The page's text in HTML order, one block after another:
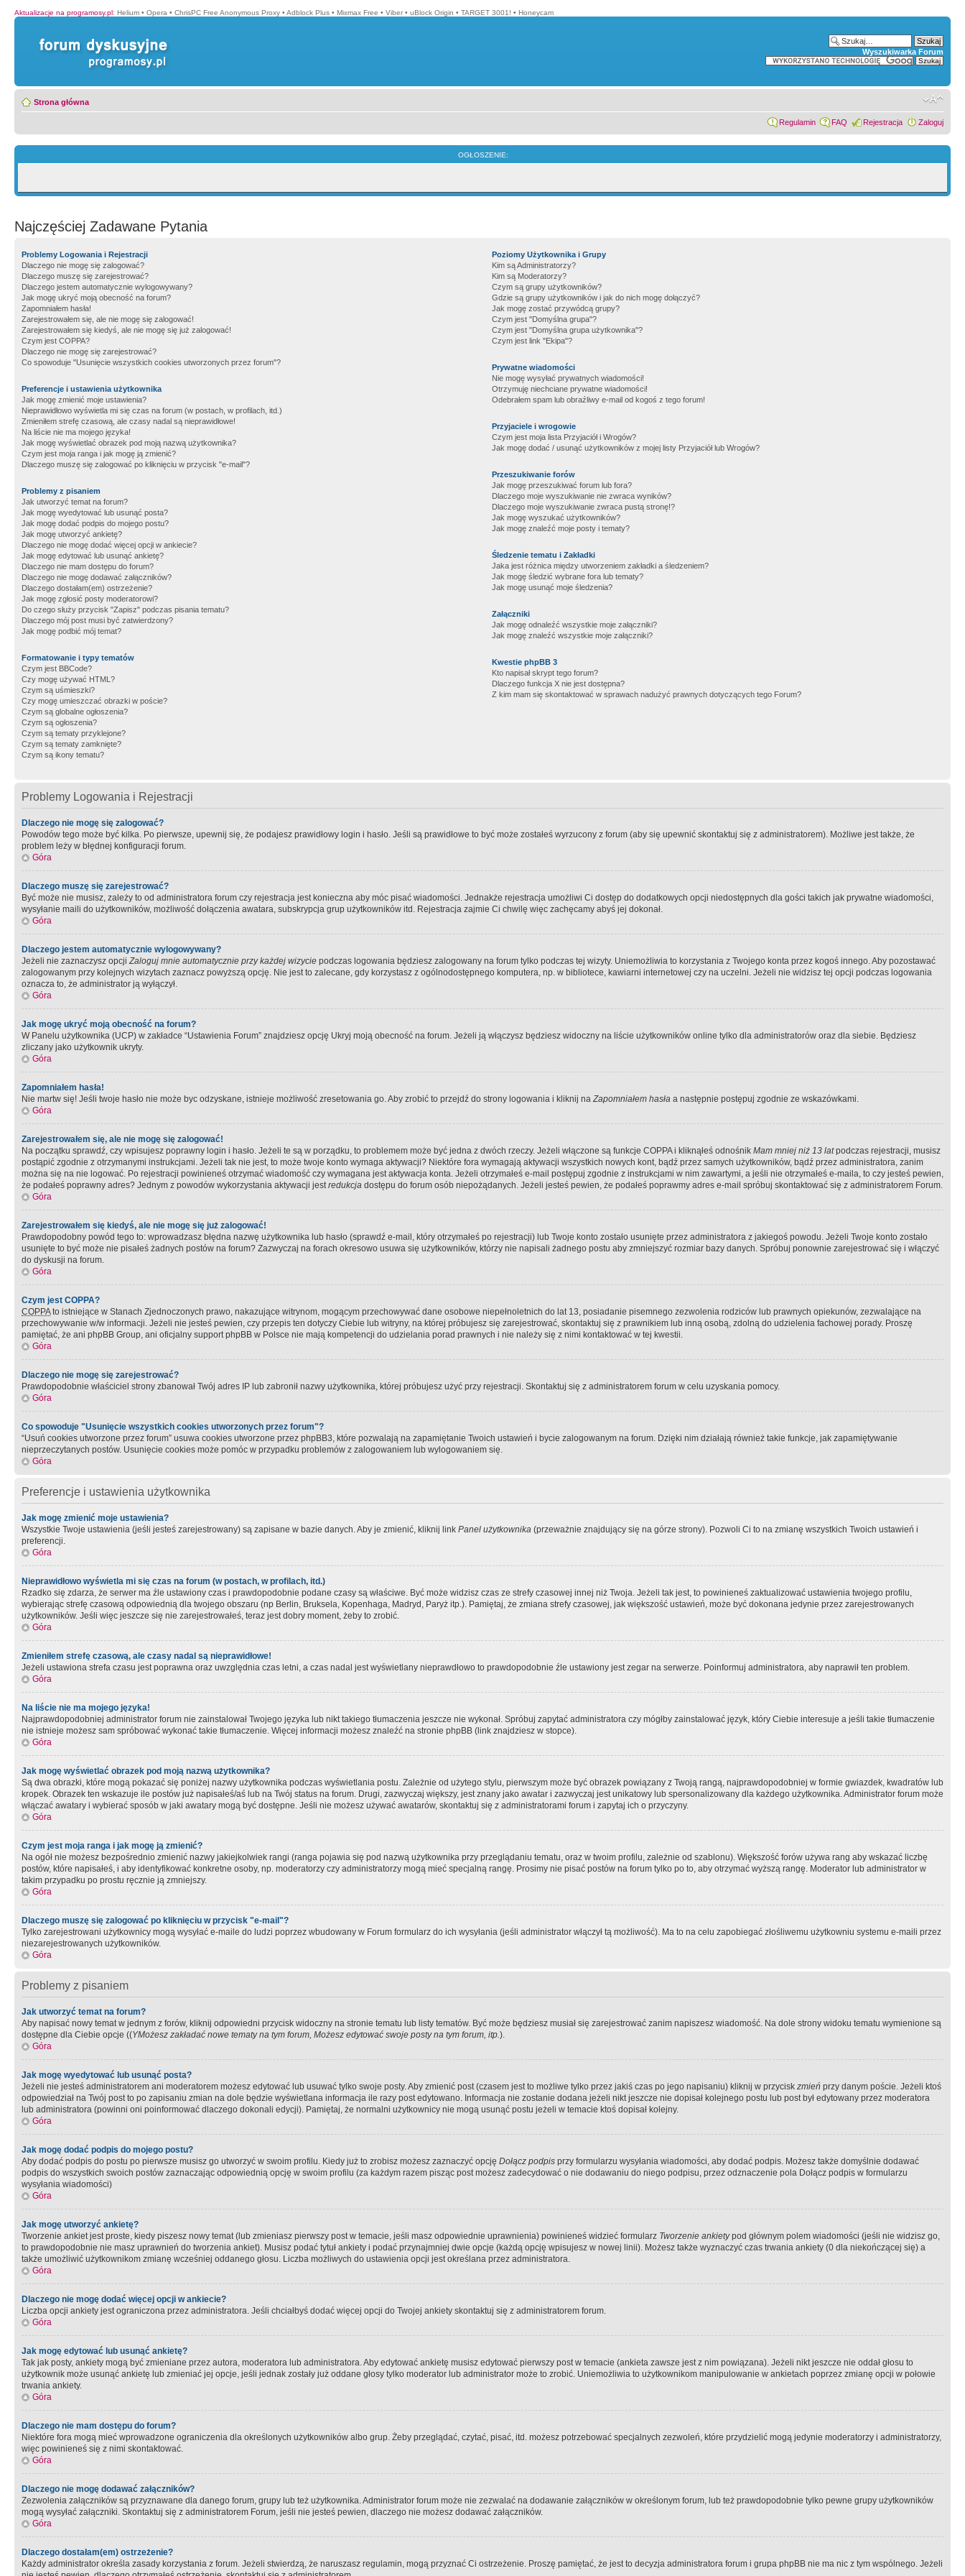
Aktualizacje na programosy.pl: Helium • Opera • ChrisPC Free Anonymous Proxy • Adblock Plus • Mixmax Free • Viber • uBlock Origin • TARGET 3001! • Honeycam
Wyszukiwarka Forum
Strona główna
Regulamin FAQ Rejestracja Zaloguj
OGŁOSZENIE:
Najczęściej Zadawane Pytania
Problemy Logowania i Rejestracji
Dlaczego nie mogę się zalogować?
Dlaczego muszę się zarejestrować?
Dlaczego jestem automatycznie wylogowywany?
Jak mogę ukryć moją obecność na forum?
Zapomniałem hasła!
Zarejestrowałem się, ale nie mogę się zalogować!
Zarejestrowałem się kiedyś, ale nie mogę się już zalogować!
Czym jest COPPA?
Dlaczego nie mogę się zarejestrować?
Co spowoduje "Usunięcie wszystkich cookies utworzonych przez forum"?
Preferencje i ustawienia użytkownika
Jak mogę zmienić moje ustawienia?
Nieprawidłowo wyświetla mi się czas na forum (w postach, w profilach, itd.)
Zmieniłem strefę czasową, ale czasy nadal są nieprawidłowe!
Na liście nie ma mojego języka!
Jak mogę wyświetlać obrazek pod moją nazwą użytkownika?
Czym jest moja ranga i jak mogę ją zmienić?
Dlaczego muszę się zalogować po kliknięciu w przycisk "e-mail"?
Problemy z pisaniem
Jak utworzyć temat na forum?
Jak mogę wyedytować lub usunąć posta?
Jak mogę dodać podpis do mojego postu?
Jak mogę utworzyć ankietę?
Dlaczego nie mogę dodać więcej opcji w ankiecie?
Jak mogę edytować lub usunąć ankietę?
Dlaczego nie mam dostępu do forum?
Dlaczego nie mogę dodawać załączników?
Dlaczego dostałam(em) ostrzeżenie?
Jak mogę zgłosić posty moderatorowi?
Do czego służy przycisk "Zapisz" podczas pisania tematu?
Dlaczego mój post musi być zatwierdzony?
Jak mogę podbić mój temat?
Formatowanie i typy tematów
Czym jest BBCode?
Czy mogę używać HTML?
Czym są uśmieszki?
Czy mogę umieszczać obrazki w poście?
Czym są globalne ogłoszenia?
Czym są ogłoszenia?
Czym są tematy przyklejone?
Czym są tematy zamknięte?
Czym są ikony tematu?
Poziomy Użytkownika i Grupy
Kim są Administratorzy?
Kim są Moderatorzy?
Czym są grupy użytkowników?
Gdzie są grupy użytkowników i jak do nich mogę dołączyć?
Jak mogę zostać przywódcą grupy?
Czym jest "Domyślna grupa"?
Czym jest "Domyślna grupa użytkownika"?
Czym jest link "Ekipa"?
Prywatne wiadomości
Nie mogę wysyłać prywatnych wiadomości!
Otrzymuję niechciane prywatne wiadomości!
Odebrałem spam lub obraźliwy e-mail od kogoś z tego forum!
Przyjaciele i wrogowie
Czym jest moja lista Przyjaciół i Wrogów?
Jak mogę dodać / usunąć użytkowników z mojej listy Przyjaciół lub Wrogów?
Przeszukiwanie forów
Jak mogę przeszukiwać forum lub fora?
Dlaczego moje wyszukiwanie nie zwraca wyników?
Dlaczego moje wyszukiwanie zwraca pustą stronę!?
Jak mogę wyszukać użytkowników?
Jak mogę znaleźć moje posty i tematy?
Śledzenie tematu i Zakładki
Jaka jest różnica między utworzeniem zakładki a śledzeniem?
Jak mogę śledzić wybrane fora lub tematy?
Jak mogę usunąć moje śledzenia?
Załączniki
Jak mogę odnaleźć wszystkie moje załączniki?
Jak mogę znaleźć wszystkie moje załączniki?
Kwestie phpBB 3
Kto napisał skrypt tego forum?
Dlaczego funkcja X nie jest dostępna?
Z kim mam się skontaktować w sprawach nadużyć prawnych dotyczących tego Forum?
Problemy Logowania i Rejestracji
Dlaczego nie mogę się zalogować?
Powodów tego może być kilka. Po pierwsze, upewnij się, że podajesz prawidłowy login i hasło. Jeśli są prawidłowe to być może zostałeś wyrzucony z forum (aby się upewnić skontaktuj się z administratorem). Możliwe jest także, że
problem leży w błędnej konfiguracji forum.
Góra
Dlaczego muszę się zarejestrować?
Być może nie musisz, zależy to od administratora forum czy rejestracja jest konieczna aby móc pisać wiadomości. Jednakże rejestracja umożliwi Ci dostęp do dodatkowych opcji niedostępnych dla gości takich jak prywatne wiadomości,
wysyłanie maili do użytkowników, możliwość dołączenia awatara, subskrypcja grup użytkowników itd. Rejestracja zajmie Ci chwilę więc zachęcamy abyś jej dokonał.
Góra
Dlaczego jestem automatycznie wylogowywany?
Jeżeli nie zaznaczysz opcjiZaloguj mnie automatycznie przy każdej wizycie podczas logowania będziesz zalogowany na forum tylko podczas tej wizyty. Uniemożliwia to korzystania z Twojego konta przez kogoś innego. Aby pozostawać
zalogowanym przy kolejnych wizytach zaznacz powyższą opcję. Nie jest to zalecane, gdy korzystasz z ogólnodostępnego komputera, np. w bibliotece, kawiarni internetowej czy na uczelni. Jeżeli nie widzisz tej opcji podczas logowania
oznacza to, że administrator ją wyłączył.
Góra
Jak mogę ukryć moją obecność na forum?
W Panelu użytkownika (UCP) w zakładce “Ustawienia Forum” znajdziesz opcję Ukryj moją obecność na forum. Jeżeli ją włączysz będziesz widoczny na liście użytkowników online tylko dla administratorów oraz dla siebie. Będziesz
zliczany jako użytkownik ukryty.
Góra
Zapomniałem hasła!
Nie martw się! Jeśli twoje hasło nie może byc odzyskane, istnieje możliwość zresetowania go. Aby zrobić to przejdź do strony logowania i kliknij naZapomniałem hasła a następnie postępuj zgodnie ze wskazówkami.
Góra
Zarejestrowałem się, ale nie mogę się zalogować!
Na początku sprawdź, czy wpisujesz poprawny login i hasło. Jeżeli te są w porządku, to problemem może być jedna z dwóch rzeczy. Jeżeli włączone są funkcje COPPA i kliknąłeś odnośnik Mam mniej niż 13 latpodczas rejestracji, musisz
postąpić zgodnie z otrzymanymi instrukcjami. Jeżeli tak nie jest, to może twoje konto wymaga aktywacji? Niektóre fora wymagają aktywacji wszystkich nowych kont, bądź przez samych użytkowników, bądź przez administratora, zanim
można się na nie logować. Po rejestracji powinieneś otrzymać wiadomość czy wymagana jest aktywacja konta. Jeżeli otrzymałeś e-mail postępuj zgodnie z instrukcjami w nim zawartymi, a jeśli nie otrzymałeś e-maila, to czy jesteś pewien,
że podałeś poprawny adres? Jednym z powodów wykorzystania aktywacji jestredukcja dostępu do forum osób niepożądanych. Jeżeli jesteś pewien, że podałeś poprawmy adres e-mail spróbuj skontaktować się z administratorem Forum.
Góra
Zarejestrowałem się kiedyś, ale nie mogę się już zalogować!
Prawdopodobny powód tego to: wprowadzasz błędna nazwę użytkownika lub hasło (sprawdź e-mail, który otrzymałeś po rejestracji) lub Twoje konto zostało usunięte przez administratora z jakiegoś powodu. Jeżeli Twoje konto zostało
usunięte to być może nie pisałeś żadnych postów na forum? Zazwyczaj na forach okresowo usuwa się użytkowników, którzy nie napisali żadnego postu aby zmniejszyć rozmiar bazy danych. Spróbuj ponownie zarejestrować się i włączyć
do dyskusji na forum.
Góra
Czym jest COPPA?
COPPAto istniejące w Stanach Zjednoczonych prawo, nakazujące witrynom, mogącym przechowywać dane osobowe niepełnoletnich do lat 13, posiadanie pisemnego zezwolenia rodziców lub prawnych opiekunów, zezwalające na
przechowywanie w/w informacji. Jeżeli nie jesteś pewien, czy przepis ten dotyczy Ciebie lub witryny, na której próbujesz się zarejestrować, skontaktuj się z prawnikiem lub inną osobą, zdolną do udzielenia fachowej porady. Proszę
pamiętać, że ani phpBB Group, ani oficjalny support phpBB w Polsce nie mają kompetencji do udzielania porad prawnych i nie należy się z nimi kontaktować w tej kwestii.
Góra
Dlaczego nie mogę się zarejestrować?
Prawdopodobnie właściciel strony zbanował Twój adres IP lub zabronił nazwy użytkownika, której próbujesz użyć przy rejestracji. Skontaktuj się z administratorem forum w celu uzyskania pomocy.
Góra
Co spowoduje "Usunięcie wszystkich cookies utworzonych przez forum"?
“Usuń cookies utworzone przez forum” usuwa cookies utworzone przez phpBB3, które pozwalają na zapamiętanie Twoich ustawień i bycie zalogowanym na forum. Dzięki nim działają również takie funkcje, jak zapamiętywanie
nieprzeczytanych postów. Usunięcie cookies może pomóc w przypadku problemów z zalogowaniem lub wylogowaniem się.
Góra
Preferencje i ustawienia użytkownika
Jak mogę zmienić moje ustawienia?
Wszystkie Twoje ustawienia (jeśli jesteś zarejestrowany) są zapisane w bazie danych. Aby je zmienić, kliknij link Panel użytkownika (przeważnie znajdujący się na górze strony). Pozwoli Ci to na zmianę wszystkich Twoich ustawień i
preferencji.
Góra
Nieprawidłowo wyświetla mi się czas na forum (w postach, w profilach, itd.)
Rzadko się zdarza, że serwer ma źle ustawiony czas i prawdopodobnie podane czasy są właściwe. Być może widzisz czas ze strefy czasowej innej niż Twoja. Jeżeli tak jest, to powinieneś zaktualizować ustawienia twojego profilu,
wybierając strefę czasową odpowiednią dla twojego obszaru (np Berlin, Bruksela, Kopenhaga, Madryd, Paryż itp.). Pamiętaj, że zmiana strefy czasowej, jak większość ustawień, może być dokonana jedynie przez zarejestrowanych
użytkowników. Jeśli więc jeszcze się nie zarejestrowałeś, teraz jest dobry moment, żeby to zrobić.
Góra
Zmieniłem strefę czasową, ale czasy nadal są nieprawidłowe!
Jeżeli ustawiona strefa czasu jest poprawna oraz uwzględnia czas letni, a czas nadal jest wyświetlany nieprawdłowo to prawdopodobnie źle ustawiony jest zegar na serwerze. Poinformuj administratora, aby naprawił ten problem.
Góra
Na liście nie ma mojego języka!
Najprawdopodobniej administrator forum nie zainstalował Twojego języka lub nikt takiego tłumaczenia jeszcze nie wykonał. Spróbuj zapytać administratora czy mógłby zainstalować język, który Ciebie interesuje a jeśli takie tłumaczenie
nie istnieje możesz sam spróbować wykonać takie tłumaczenie. Więcej informacji możesz znaleźć na stronie phpBB (link znajdziesz w stopce).
Góra
Jak mogę wyświetlać obrazek pod moją nazwą użytkownika?
Są dwa obrazki, które mogą pokazać się poniżej nazwy użytkownika podczas wyświetlania postu. Zależnie od użytego stylu, pierwszym może być obrazek powiązany z Twoją rangą, najprawdopodobniej w formie gwiazdek, kwadratów lub
kropek. Obrazek ten wskazuje ile postów już napisałeś/aś lub na Twój status na forum. Drugi, zazwyczaj większy, jest znany jako awatar i zazwyczaj jest unikatowy lub spersonalizowany dla każdego użytkownika. Administrator forum może
włączać awatary i wybierać sposób w jaki awatary mogą być dostępne. Jeśli nie możesz używać awatarów, skontaktuj się z administratorami forum i zapytaj ich o przyczyny.
Góra
Czym jest moja ranga i jak mogę ją zmienić?
Na ogół nie możesz bezpośrednio zmienić nazwy jakiejkolwiek rangi (ranga pojawia się pod nazwą użytkownika przy przeglądaniu tematu, oraz w twoim profilu, zależnie od szablonu). Większość forów używa rang aby wskazać liczbę
postów, które napisałeś, i aby identyfikować konkretne osoby, np. moderatorzy czy administratorzy mogą mieć specjalną rangę. Prosimy nie pisać postów na forum tylko po to, aby otrzymać wyższą rangę. Moderator lub administrator w
takim przypadku po prostu ręcznie ją zmniejszy.
Góra
Dlaczego muszę się zalogować po kliknięciu w przycisk "e-mail"?
Tylko zarejestrowani użytkownicy mogą wysyłać e-maile do ludzi poprzez wbudowany w Forum formularz do ich wysyłania (jeśli administrator włączył tą możliwość). Ma to na celu zapobiegać złośliwemu użytkowniu systemu e-maili przez
niezarejestrowanych użytkowników.
Góra
Problemy z pisaniem
Jak utworzyć temat na forum?
Aby napisać nowy temat w jednym z forów, kliknij odpowiedni przycisk widoczny na stronie tematu lub listy tematów. Być może będziesz musiał się zarejestrować zanim napiszesz wiadomość. Na dole strony widoku tematu wymienione są
dostępne dla Ciebie opcje ((YMożesz zakładać nowe tematy na tym forum, Możesz edytować swoje posty na tym forum, itp.).
Góra
Jak mogę wyedytować lub usunąć posta?
Jeżeli nie jesteś administratorem ani moderatorem możesz edytować lub usuwać tylko swoje posty. Aby zmienić post (czasem jest to możliwe tylko przez jakiś czas po jego napisaniu) kliknij w przycisk zmień przy danym poście. Jeżeli ktoś
odpowiedział na Twój post to po zapisaniu zmian na dole będzie wyświetlana informacja ile razy post edytowano. Informacja nie zostanie dodana jeżeli nikt jeszcze nie dopisał kolejnego postu lub post był edytowany przez moderatora
lub administratora (powinni oni poinformować dlaczego dokonali edycji). Pamiętaj, że normalni użytkownicy nie mogą usunąć postu jeżeli w temacie ktoś dopisał kolejny.
Góra
Jak mogę dodać podpis do mojego postu?
Aby dodać podpis do postu po pierwsze musisz go utworzyć w swoim profilu. Kiedy już to zrobisz możesz zaznaczyć opcję Dołącz podpis przy formularzu wysyłania wiadomości, aby dodać podpis. Możesz także domyślnie dodawać
podpis do wszystkich swoich postów zaznaczając odpowiednią opcję w swoim profilu (za każdym razem pisząc post możesz zadecydować o nie dodawaniu do niego podpisu, przez odznaczenie pola Dołącz podpis w formularzu
wysyłania wiadomości)
Góra
Jak mogę utworzyć ankietę?
Tworzenie ankiet jest proste, kiedy piszesz nowy temat (lub zmieniasz pierwszy post w temacie, jeśli masz odpowiednie uprawnienia) powinieneś widzieć formularz Tworzenie ankietypod głównym polem wiadomości (jeśli nie widzisz go,
to prawdopodobnie nie masz uprawnień do tworzenia ankiet). Musisz podać tytuł ankiety i podać przynajmniej dwie opcje (każdą opcję wpisujesz w nowej linii). Możesz także wyznaczyć czas trwania ankiety (0 dla niekończącej się) a
także umożliwić użytkownikom zmianę wcześniej oddanego głosu. Liczba możliwych do ustawienia opcji jest określana przez administratora.
Góra
Dlaczego nie mogę dodać więcej opcji w ankiecie?
Liczba opcji ankiety jest ograniczona przez administratora. Jeśli chciałbyś dodać więcej opcji do Twojej ankiety skontaktuj się z administratorem forum.
Góra
Jak mogę edytować lub usunąć ankietę?
Tak jak posty, ankiety mogą być zmieniane przez autora, moderatora lub administratora. Aby edytować ankietę musisz edytować pierwszy post w temacie (ankieta zawsze jest z nim powiązana). Jeżeli nikt jeszcze nie oddał głosu to
użytkownik może usunąć ankietę lub zmieniać jej opcje, jeśli jednak zostały już oddane głosy tylko moderator lub administrator może to zrobić. Uniemożliwia to użytkownikom manipulowanie w ankietach poprzez zmianę opcji w połowie
trwania ankiety.
Góra
Dlaczego nie mam dostępu do forum?
Niektóre fora mogą mieć wprowadzone ograniczenia dla określonych użytkowników albo grup. Żeby przeglądać, czytać, pisać, itd. możesz potrzebować specjalnych zezwoleń, które przydzielić mogą jedynie moderatorzy i administratorzy,
więc powinieneś się z nimi skontaktować.
Góra
Dlaczego nie mogę dodawać załączników?
Zezwolenia załączników są przyznawane dla danego forum, grupy lub też użytkownika. Administrator forum może nie zezwalać na dodawanie załączników w określonym forum, lub też prawdopodobnie tylko pewne grupy użytkowników
mogą wysyłać załączniki. Skontaktuj się z administratorem Forum, jeśli nie jesteś pewien, dlaczego nie możesz dodawać załączników.
Góra
Dlaczego dostałam(em) ostrzeżenie?
Każdy administrator określa zasady korzystania z forum. Jeżeli stwierdzą, że naruszasz regulamin, mogą przyznać Ci ostrzeżenie. Proszę pamiętać, że jest to decyzja administratora forum i grupa phpBB nie ma nic z tym wspólnego. Jeżeli